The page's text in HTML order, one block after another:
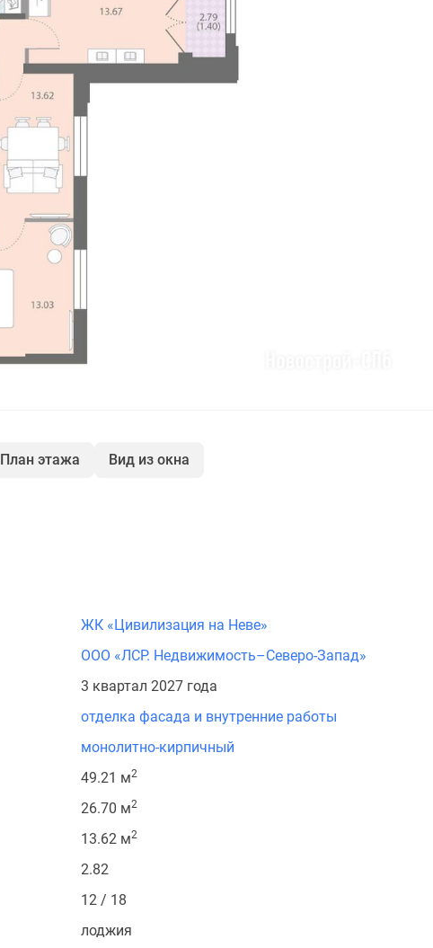
План этажа Вид из окна
ЖК «Цивилизация на Неве»
ООО «ЛСР. Недвижимость–Северо-Запад»
3 квартал 2027 года
отделка фасада и внутренние работы
монолитно-кирпичный
49.21 м2
26.70 м2
13.62 м2
2.82
12 / 18
лоджия